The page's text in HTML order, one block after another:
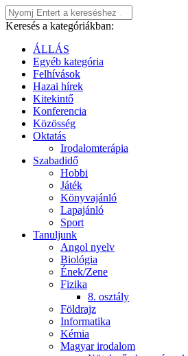
Keresés a kategóriákban:
ÁLLÁS
Egyéb kategória
Felhívások
Hazai hírek
Kitekintő
Konferencia
Közösség
Oktatás
Irodalomterápia
Szabadidő
Hobbi
Játék
Könyvajánló
Lapajánló
Sport
Tanuljunk
Angol nyelv
Biológia
Ének/Zene
Fizika
8. osztály
Földrajz
Informatika
Kémia
Magyar irodalom